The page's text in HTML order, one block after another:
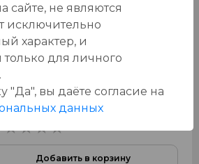
Добавить в корзину
росс. "КиНовский" 3 года 0,1л.
₽
0
Добавить в корзину
сайте, не являются
исключительно
характер, и
для личного
"Да", вы даёте cогласие на
данных